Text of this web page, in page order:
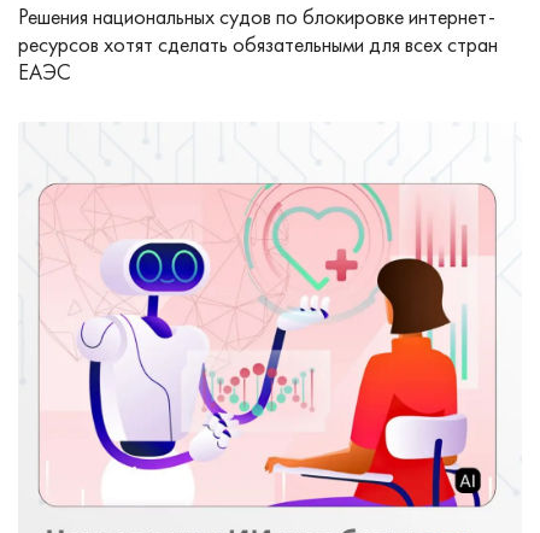
Решения национальных судов по блокировке интернет-
ресурсов хотят сделать обязательными для всех стран
ЕАЭС